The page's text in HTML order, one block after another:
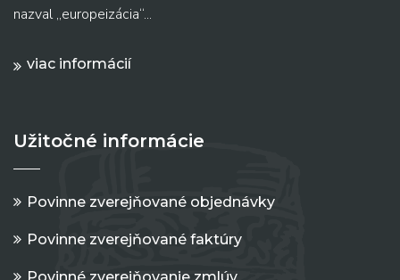
nazval „europeizácia“...
viac informácií
Užitočné informácie
Povinne zverejňované objednávky
Povinne zverejňované faktúry